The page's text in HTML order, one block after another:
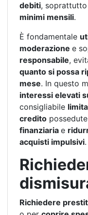
debiti,
minimi mensili.
È fondamentale
moderazione e
responsabile,
quanto si possa
mese. In questo
interessi elevati
consigliabile
credito
finanziaria e
acquisti impulsivi.
Richiedere